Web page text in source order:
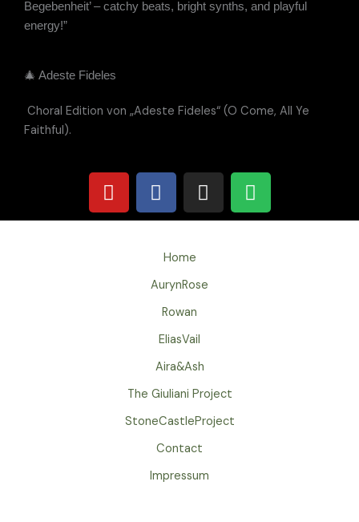
Begebenheit’ – catchy beats, bright synths, and playful
energy!”
🎄 Adeste Fideles
Choral Edition von „Adeste Fideles“ (O Come, All Ye
Faithful).
Y
o
u
F
a
c
b
o
o
k
I
n
s
g
S
p
o
Home
AurynRose
Rowan
EliasVail
Aira&Ash
The Giuliani Project
StoneCastleProject
Contact
Impressum